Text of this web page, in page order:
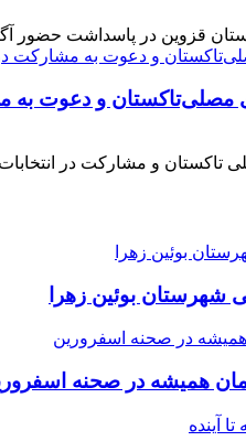
ملت در انتخابات ۱۱ اسفند۱۴۰۲ بسم الله
مصلی‌تاکستان و دعوت به
تاکستان و مشارکت در
شهرستان بوئین زهرا
همیشه در صحنه